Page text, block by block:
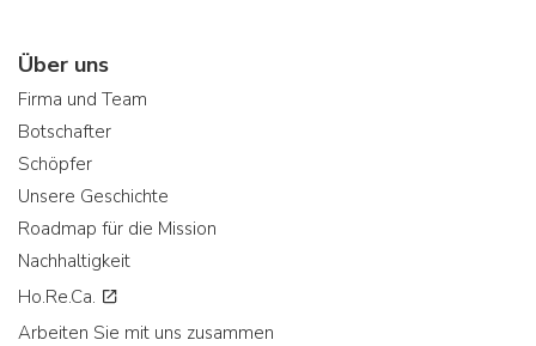
Über uns
Firma und Team
Botschafter
Schöpfer
Unsere Geschichte
Roadmap für die Mission
Nachhaltigkeit
Ho.Re.Ca.
Arbeiten Sie mit uns zusammen